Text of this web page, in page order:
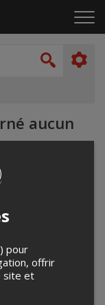
le
aucun
un rayon de
spécifiée:
pour
offrir
site et